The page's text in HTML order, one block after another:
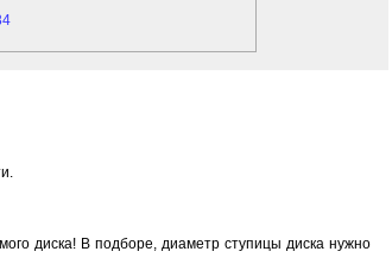
диска! В подборе, диаметр ступицы диска нужно